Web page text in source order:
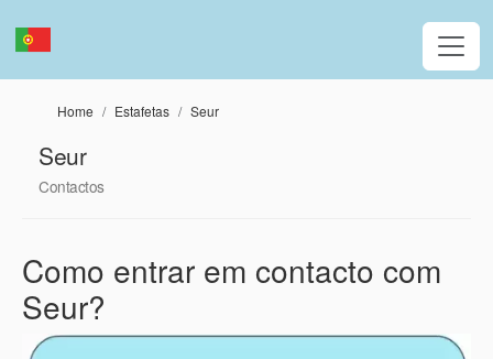
Home Estafetas Seur
Seur
Contactos
Como entrar em contacto com
Seur?